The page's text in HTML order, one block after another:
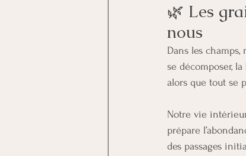
🌿 Les
nous
Dans les
se décomposer,
alors que tout se
Notre vie
prépare
des passages